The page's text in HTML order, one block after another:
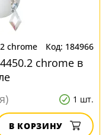
chrome 184966
chrome в
1 шт.
В КОРЗИНУ